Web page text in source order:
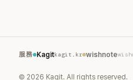
滿。如今除了持續活躍於綜
營的 YouTube 頻道也即將
二春。
服務 Kagitkagit.kr wishnote
© 2026 Kagit. All rights reserved.